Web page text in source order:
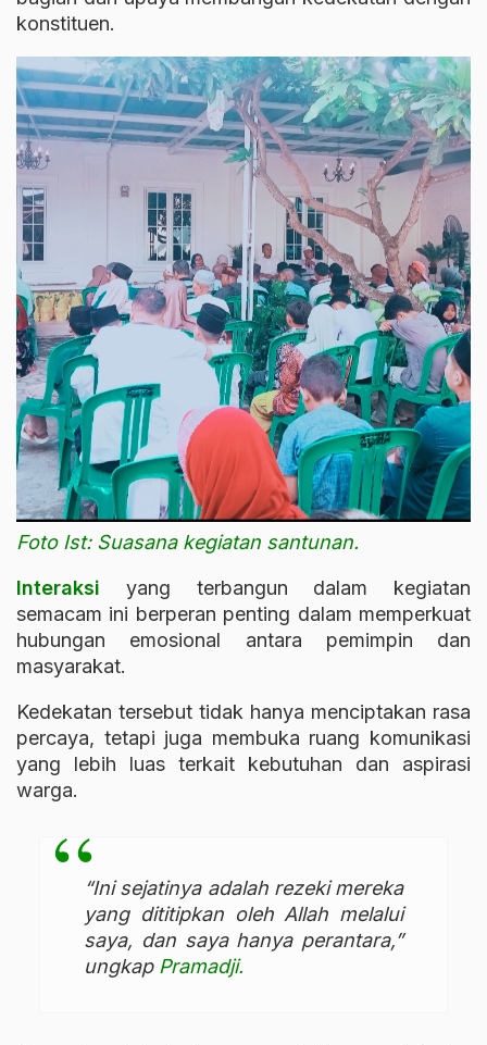
konstituen.
Foto Ist: Suasana kegiatan santunan.
Interaksi yang terbangun dalam kegiatan
semacam ini berperan penting dalam memperkuat
hubungan emosional antara pemimpin dan
masyarakat.
Kedekatan tersebut tidak hanya menciptakan rasa
percaya, tetapi juga membuka ruang komunikasi
yang lebih luas terkait kebutuhan dan aspirasi
warga.
“Ini sejatinya adalah rezeki mereka
yang dititipkan oleh Allah melalui
saya, dan saya hanya perantara,”
ungkap Pramadji.